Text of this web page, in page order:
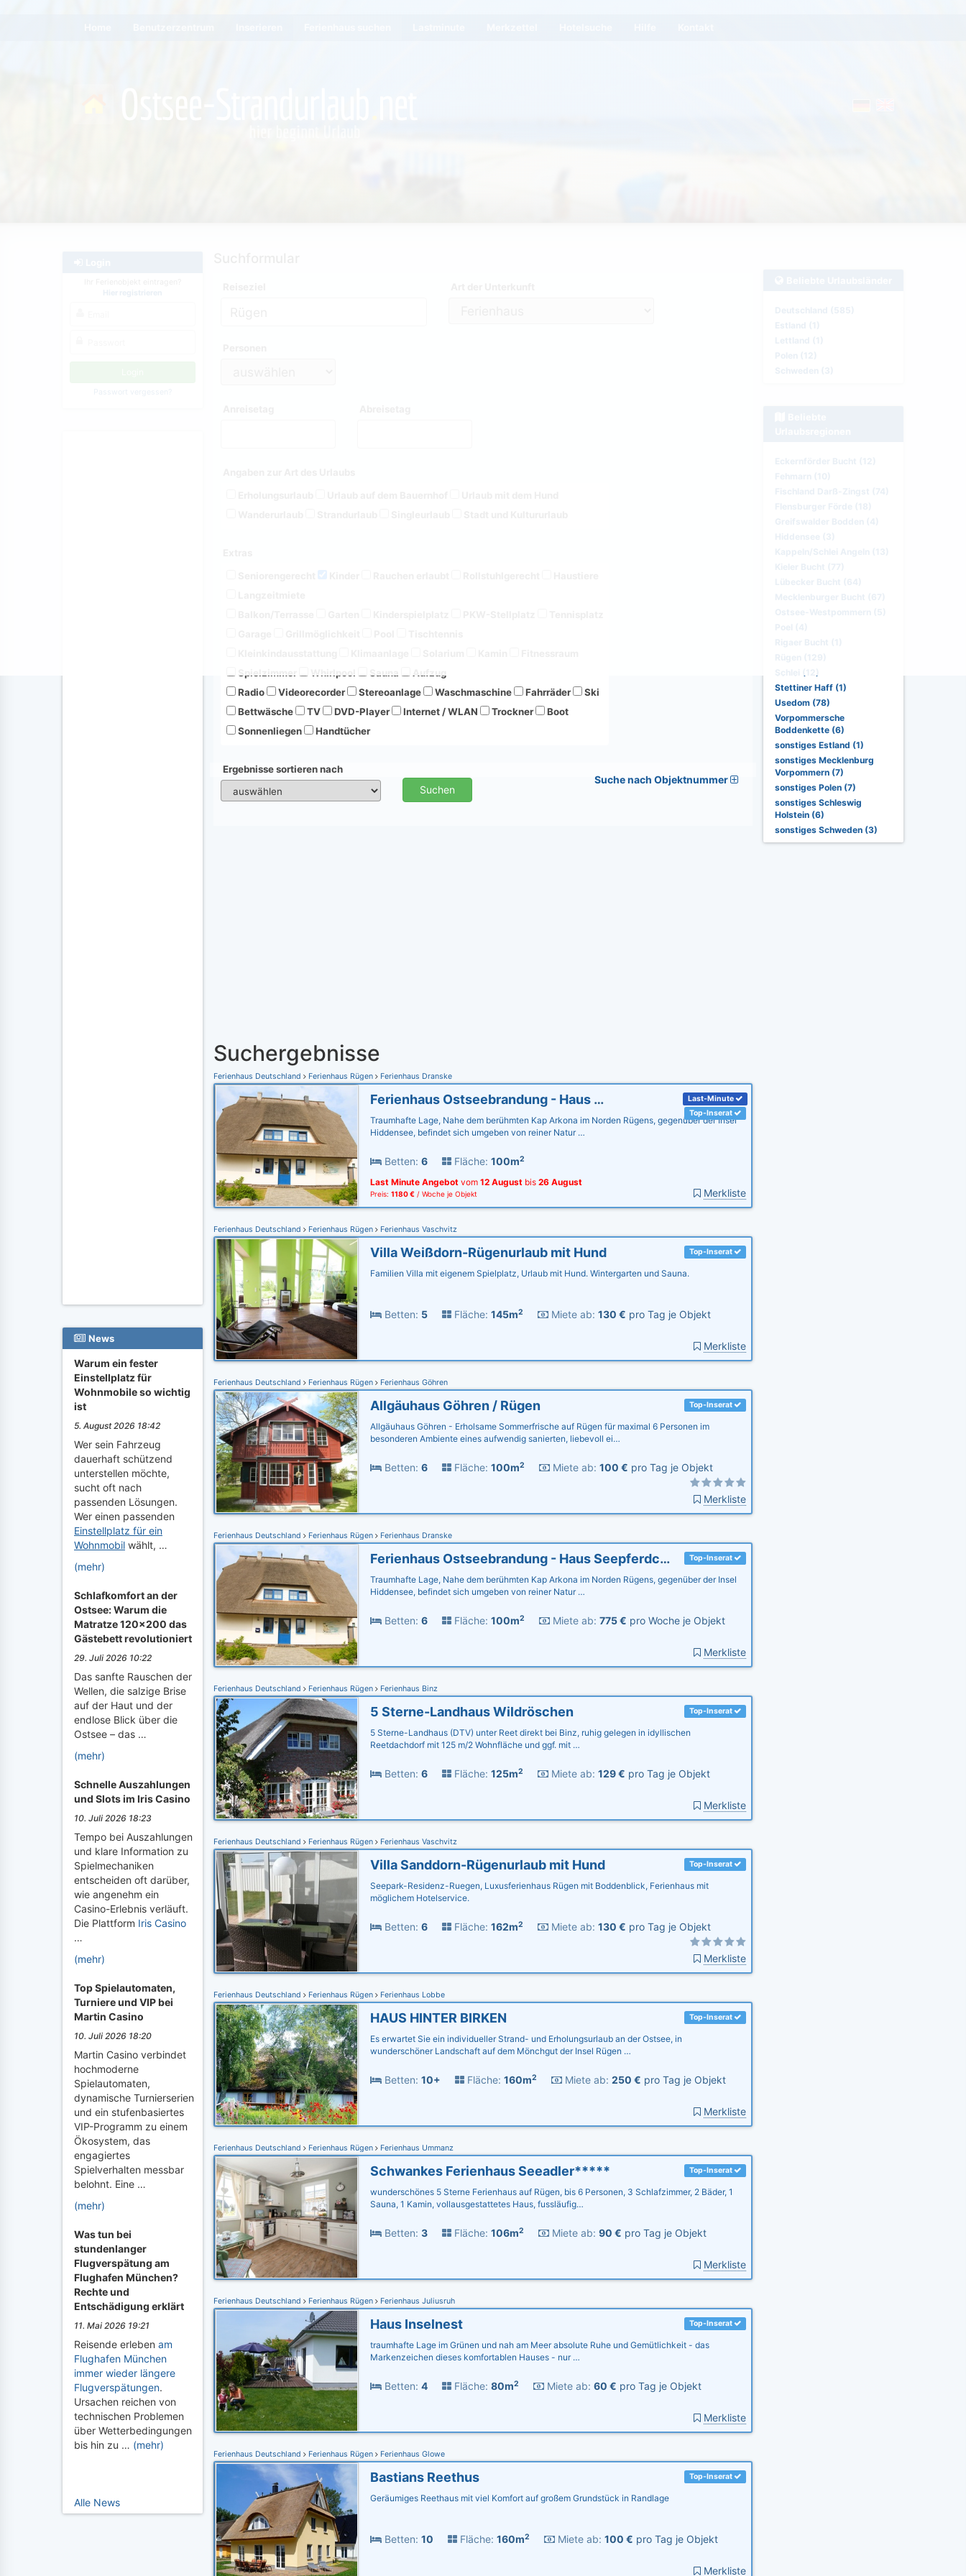
News
Warum ein fester
Einstellplatz für
Wohnmobile so wichtig
ist
5. August 2026 18:42
Wer sein Fahrzeug
dauerhaft schützend
unterstellen möchte,
sucht oft nach
passenden Lösungen.
Wer einen passenden
Einstellplatz für ein
Wohnmobil wählt, …
(mehr)
Schlafkomfort an der
Ostsee: Warum die
Matratze 120x200 das
Gästebett revolutioniert
29. Juli 2026 10:22
Das sanfte Rauschen der
Wellen, die salzige Brise
auf der Haut und der
endlose Blick über die
Ostsee – das …
(mehr)
Schnelle Auszahlungen
und Slots im Iris Casino
10. Juli 2026 18:23
Tempo bei Auszahlungen
und klare Information zu
Spielmechaniken
entscheiden oft darüber,
wie angenehm ein
Casino-Erlebnis verläuft.
Die Plattform Iris Casino
…
(mehr)
Top Spielautomaten,
Turniere und VIP bei
Martin Casino
10. Juli 2026 18:20
Martin Casino verbindet
hochmoderne
Spielautomaten,
dynamische Turnierserien
und ein stufenbasiertes
VIP-Programm zu einem
Ökosystem, das
engagiertes
Spielverhalten messbar
belohnt. Eine …
(mehr)
Was tun bei
stundenlanger
Flugverspätung am
Flughafen München?
Rechte und
Entschädigung erklärt
11. Mai 2026 19:21
Reisende erleben am
Flughafen München
immer wieder längere
Flugverspätungen.
Ursachen reichen von
technischen Problemen
über Wetterbedingungen
bis hin zu … (mehr)
Alle News
Radio
Videorecorder Stereoanlage Waschmaschine Fahrräder
Ski
Bettwäsche
TV DVD-Player Internet / WLAN Trockner
Boot
Sonnenliegen
Handtücher
Ergebnisse sortieren nach
Suchen
Suche nach Objektnummer
Suchergebnisse
Ferienhaus Deutschland Ferienhaus Rügen Ferienhaus Dranske
Last-Minute
Top-Inserat
Ferienhaus Ostseebrandung - Haus Seestern
Traumhafte Lage, Nahe dem berühmten Kap Arkona im Norden Rügens, gegenüber der Insel
Hiddensee, befindet sich umgeben von reiner Natur …
Betten: 6 Fläche: 100m2
Merkliste
Last Minute Angebot vom 12 August bis 26 August
Preis: 1180 € / Woche je Objekt
Ferienhaus Deutschland Ferienhaus Rügen Ferienhaus Vaschvitz
Top-Inserat
Villa Weißdorn-Rügenurlaub mit Hund
Familien Villa mit eigenem Spielplatz, Urlaub mit Hund. Wintergarten und Sauna.
Betten: 5 Fläche: 145m2 Miete ab: 130 € pro Tag je Objekt
Merkliste
Ferienhaus Deutschland Ferienhaus Rügen Ferienhaus Göhren
Top-Inserat
Allgäuhaus Göhren / Rügen
Allgäuhaus Göhren - Erholsame Sommerfrische auf Rügen für maximal 6 Personen im
besonderen Ambiente eines aufwendig sanierten, liebevoll ei…
Betten: 6 Fläche: 100m2 Miete ab: 100 € pro Tag je Objekt
Merkliste
Ferienhaus Deutschland Ferienhaus Rügen Ferienhaus Dranske
Top-Inserat
Ferienhaus Ostseebrandung - Haus Seepferdchen
Traumhafte Lage, Nahe dem berühmten Kap Arkona im Norden Rügens, gegenüber der Insel
Hiddensee, befindet sich umgeben von reiner Natur …
Betten: 6 Fläche: 100m2 Miete ab: 775 € pro Woche je Objekt
Merkliste
Ferienhaus Deutschland Ferienhaus Rügen Ferienhaus Binz
Top-Inserat
5 Sterne-Landhaus Wildröschen
5 Sterne-Landhaus (DTV) unter Reet direkt bei Binz, ruhig gelegen in idyllischen
Reetdachdorf mit 125 m/2 Wohnfläche und ggf. mit …
Betten: 6 Fläche: 125m2 Miete ab: 129 € pro Tag je Objekt
Merkliste
Ferienhaus Deutschland Ferienhaus Rügen Ferienhaus Vaschvitz
Top-Inserat
Villa Sanddorn-Rügenurlaub mit Hund
Seepark-Residenz-Ruegen, Luxusferienhaus Rügen mit Boddenblick, Ferienhaus mit
möglichem Hotelservice.
Betten: 6 Fläche: 162m2 Miete ab: 130 € pro Tag je Objekt
Merkliste
Ferienhaus Deutschland Ferienhaus Rügen Ferienhaus Lobbe
Top-Inserat
HAUS HINTER BIRKEN
Es erwartet Sie ein individueller Strand- und Erholungsurlaub an der Ostsee, in
wunderschöner Landschaft auf dem Mönchgut der Insel Rügen …
Betten: 10+ Fläche: 160m2 Miete ab: 250 € pro Tag je Objekt
Merkliste
Ferienhaus Deutschland Ferienhaus Rügen Ferienhaus Ummanz
Top-Inserat
Schwankes Ferienhaus Seeadler*****
wunderschönes 5 Sterne Ferienhaus auf Rügen, bis 6 Personen, 3 Schlafzimmer, 2 Bäder, 1
Sauna, 1 Kamin, vollausgestattetes Haus, fussläufig…
Betten: 3 Fläche: 106m2 Miete ab: 90 € pro Tag je Objekt
Merkliste
Ferienhaus Deutschland Ferienhaus Rügen Ferienhaus Juliusruh
Top-Inserat
Haus Inselnest
traumhafte Lage im Grünen und nah am Meer absolute Ruhe und Gemütlichkeit - das
Markenzeichen dieses komfortablen Hauses - nur …
Betten: 4 Fläche: 80m2 Miete ab: 60 € pro Tag je Objekt
Merkliste
Ferienhaus Deutschland Ferienhaus Rügen Ferienhaus Glowe
Top-Inserat
Bastians Reethus
Geräumiges Reethaus mit viel Komfort auf großem Grundstück in Randlage
Betten: 10 Fläche: 160m2 Miete ab: 100 € pro Tag je Objekt
Merkliste
Stettiner Haff (1)
Usedom (78)
Vorpommersche
Boddenkette (6)
sonstiges Estland (1)
sonstiges Mecklenburg
Vorpommern (7)
sonstiges Polen (7)
sonstiges Schleswig
Holstein (6)
sonstiges Schweden (3)